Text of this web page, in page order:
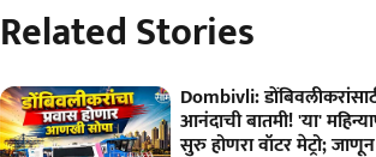
Related Stories
Dombivli:
आनंदाची बातमी! 'या'
सुरु होणरा वॉटर मेट्रो;